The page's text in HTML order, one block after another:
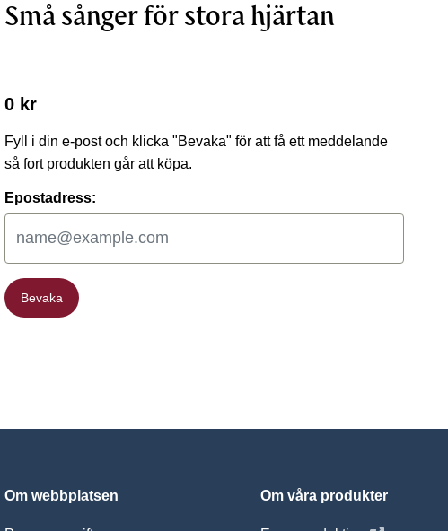
Små sånger för stora hjärtan
0 kr
Fyll i din e-post och klicka "Bevaka" för att få ett meddelande
så fort produkten går att köpa.
Epostadress:
Bevaka
Bevaka
Om webbplatsen Om våra produkter